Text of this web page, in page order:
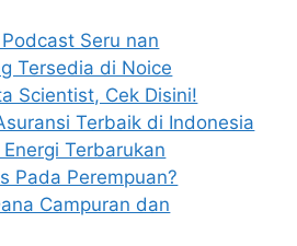
Seru nan
Tersedia di Noice
Scientist, Cek Disini!
Terbaik di Indonesia
Terbarukan
Pada Perempuan?
Campuran dan